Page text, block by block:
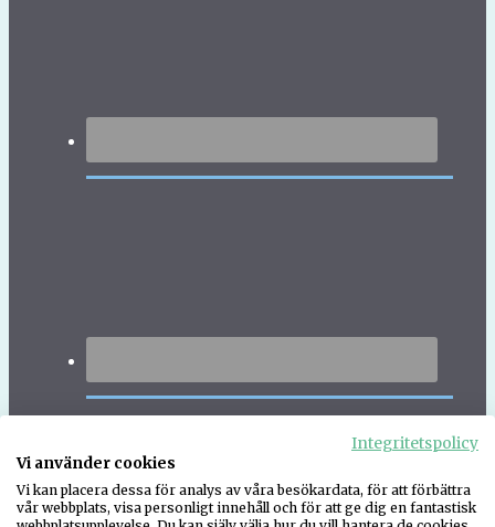
Integritetspolicy
Vi använder cookies
Vi kan placera dessa för analys av våra besökardata, för att förbättra
vår webbplats, visa personligt innehåll och för att ge dig en fantastisk